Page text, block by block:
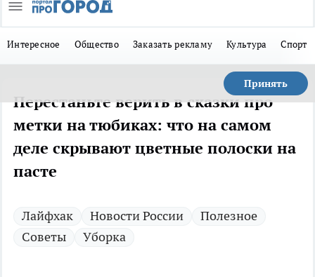
Интересное Общество Заказать рекламу Культура Спорт
Принять
Перестаньте верить в сказки про
метки на тюбиках: что на самом
деле скрывают цветные полоски на
пасте
Лайфхак Новости России
Полезное
Советы
Уборка